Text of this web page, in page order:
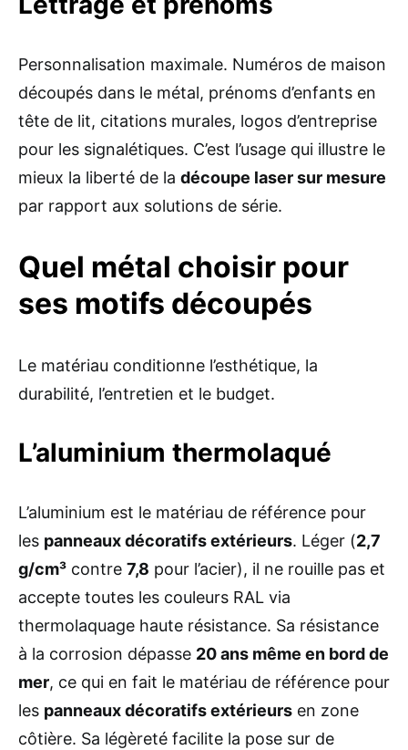
Personnalisation maximale. Numéros de maison
découpés dans le métal, prénoms d’enfants en
tête de lit, citations murales, logos d’entreprise
pour les signalétiques. C’est l’usage qui illustre le
mieux la liberté de la découpe laser sur mesure
par rapport aux solutions de série.
Quel métal choisir pour
ses motifs découpés
Le matériau conditionne l’esthétique, la
durabilité, l’entretien et le budget.
L’aluminium thermolaqué
L’aluminium est le matériau de référence pour
les panneaux décoratifs extérieurs. Léger (2,7
g/cm³ contre 7,8 pour l’acier), il ne rouille pas et
accepte toutes les couleurs RAL via
thermolaquage haute résistance. Sa résistance
à la corrosion dépasse 20 ans même en bord de
mer, ce qui en fait le matériau de référence pour
les panneaux décoratifs extérieurs en zone
côtière. Sa légèreté facilite la pose sur de